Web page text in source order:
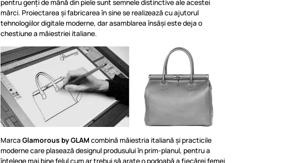
pentru genți de mână din piele sunt semnele distinctive ale acestei
mărci. Proiectarea și fabricarea în sine se realizează cu ajutorul
tehnologiilor digitale moderne, dar asamblarea însăși este deja o
chestiune a măiestriei italiane.
Marca Glamorous by GLAM combină măiestria italiană și practicile
moderne care plasează designul produsului în prim-planul, pentru a
înțelege mai bine felul cum ar trebui să arate o podoabă a fiecărei femei